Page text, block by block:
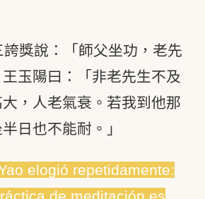
獎說：「師父坐功，老先
玉陽曰：「非老先生不及
，人老氣衰。若我到他那
日也不能耐。」
elogió repetidamente:
de meditación es